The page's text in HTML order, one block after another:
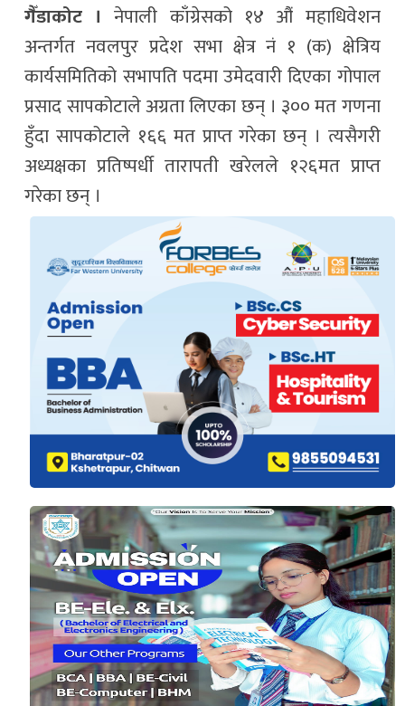
गैँडाकोट । नेपाली काँग्रेसको १४ औं महाधिवेशन
अन्तर्गत नवलपुर प्रदेश सभा क्षेत्र नं १ (क) क्षेत्रिय
कार्यसमितिको सभापति पदमा उमेदवारी दिएका गोपाल
प्रसाद सापकोटाले अग्रता लिएका छन् । ३०० मत गणना
हुँदा सापकोटाले १६६ मत प्राप्त गरेका छन् । त्यसैगरी
अध्यक्षका प्रतिष्पर्धी तारापती खरेलले १२६मत प्राप्त
गरेका छन् ।